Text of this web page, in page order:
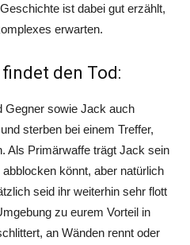
ist dabei gut erzählt,
erwarten.
den Tod:
Gegner sowie Jack auch
sterben bei einem Treffer,
Als Primärwaffe trägt Jack sein
könnt, aber natürlich
seid ihr weiterhin sehr flott
zu eurem Vorteil in
an Wänden rennt oder